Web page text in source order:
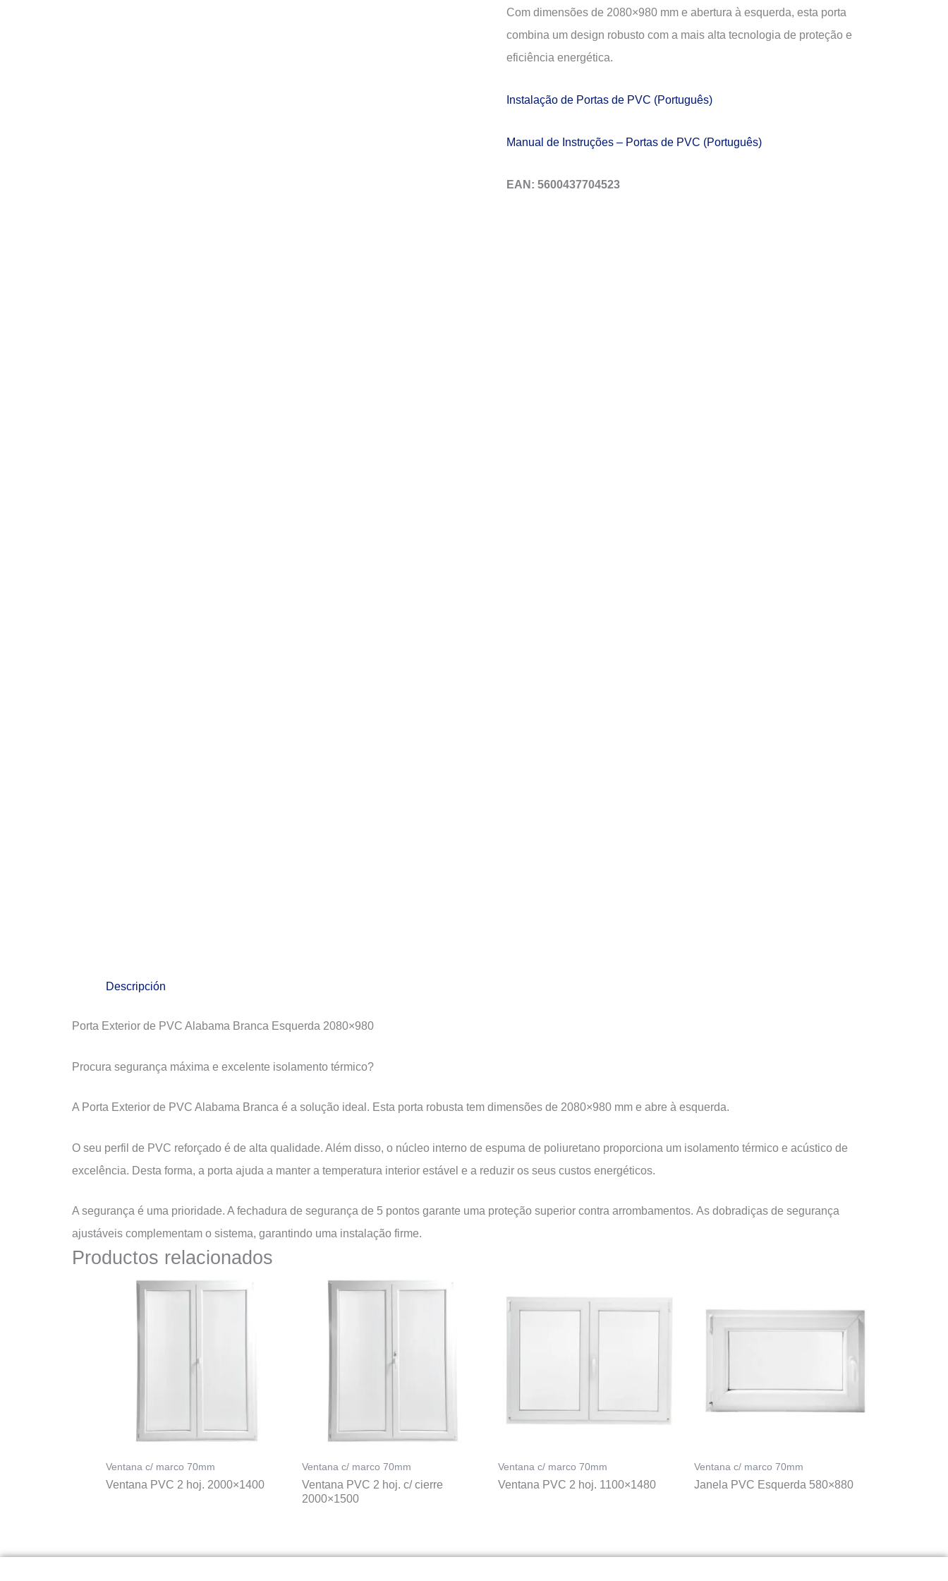
Com dimensões de 2080×980 mm e abertura à esquerda, esta porta
combina um design robusto com a mais alta tecnologia de proteção e
eficiência energética.
Instalação de Portas de PVC (Português)
Manual de Instruções – Portas de PVC (Português)
EAN: 5600437704523
Descripción
Porta Exterior de PVC Alabama Branca Esquerda 2080×980
Procura segurança máxima e excelente isolamento térmico?
A Porta Exterior de PVC Alabama Branca é a solução ideal. Esta porta robusta tem dimensões de 2080×980 mm e abre à esquerda.
O seu perfil de PVC reforçado é de alta qualidade. Além disso, o núcleo interno de espuma de poliuretano proporciona um isolamento térmico e acústico de
excelência. Desta forma, a porta ajuda a manter a temperatura interior estável e a reduzir os seus custos energéticos.
A segurança é uma prioridade. A fechadura de segurança de 5 pontos garante uma proteção superior contra arrombamentos. As dobradiças de segurança
ajustáveis complementam o sistema, garantindo uma instalação firme.
Productos relacionados
Ventana c/ marco 70mm
Ventana PVC 2 hoj. 2000×1400
Ventana c/ marco 70mm
Ventana PVC 2 hoj. c/ cierre
2000×1500
Ventana c/ marco 70mm
Ventana PVC 2 hoj. 1100×1480
Ventana c/ marco 70mm
Janela PVC Esquerda 580×880